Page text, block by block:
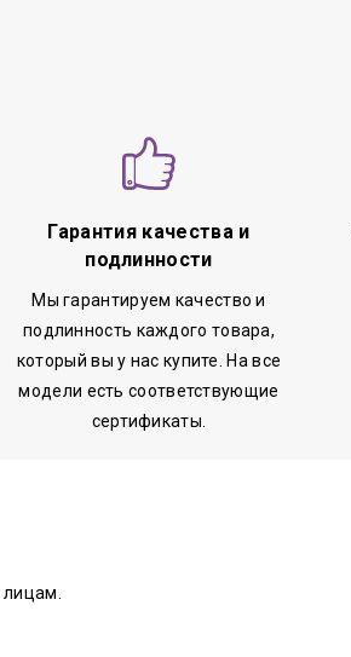
Гарантия качества и
подлинности
Мы гарантируем качество и
подлинность каждого товара,
который вы у нас купите. На все
модели есть соответствующие
сертификаты.